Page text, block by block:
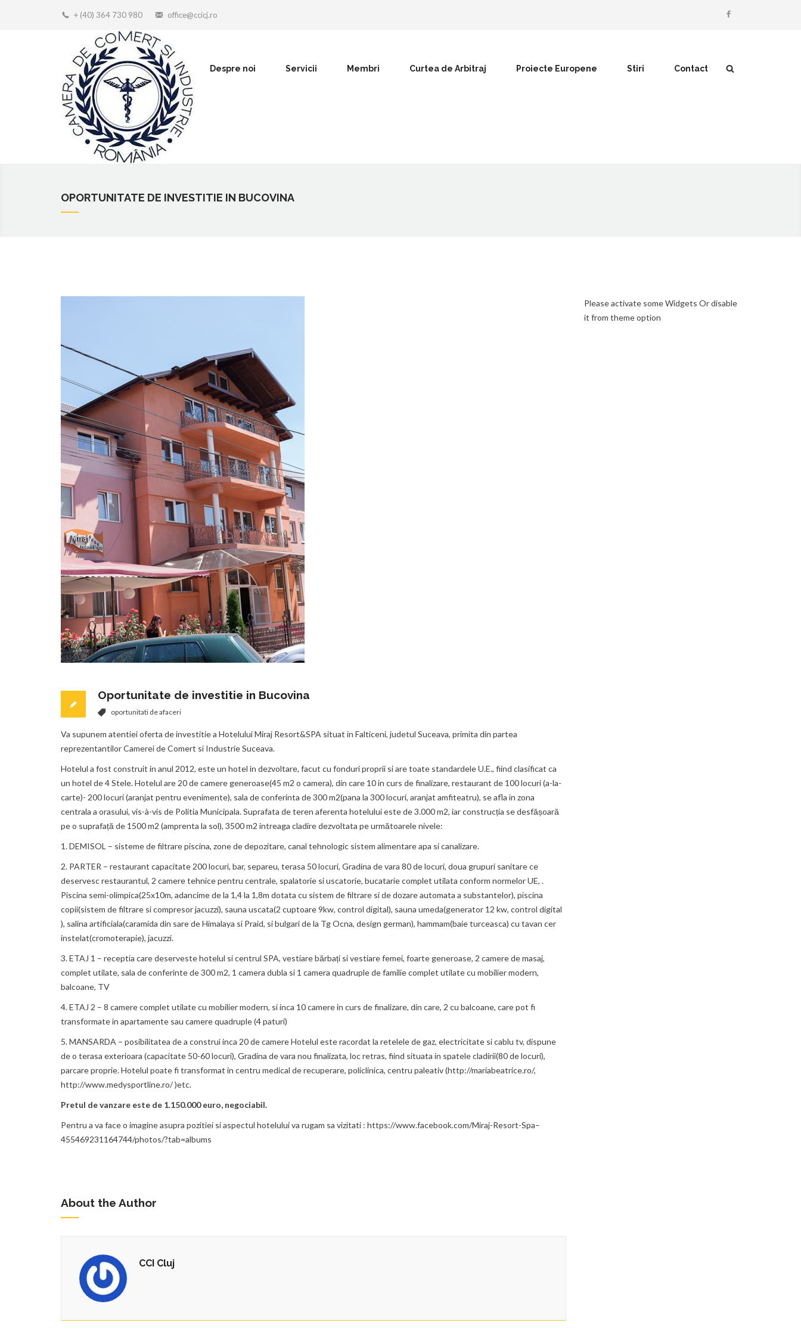
+ (40) 364 730 980 office@ccicj.ro
Despre noi Servicii Membri Curtea de Arbitraj Proiecte Europene Stiri Contact
OPORTUNITATE DE INVESTITIE IN BUCOVINA
Oportunitate de investitie in Bucovina
oportunitati de afaceri
Va supunem atentiei oferta de investitie a Hotelului Miraj Resort&SPA situat in Falticeni, judetul Suceava, primita din partea
reprezentantilor Camerei de Comert si Industrie Suceava.
Hotelul a fost construit in anul 2012, este un hotel in dezvoltare, facut cu fonduri proprii si are toate standardele U.E., fiind clasificat ca
un hotel de 4 Stele. Hotelul are 20 de camere generoase(45 m2 o camera), din care 10 in curs de finalizare, restaurant de 100 locuri (a-la-
carte)- 200 locuri (aranjat pentru evenimente), sala de conferinta de 300 m2(pana la 300 locuri, aranjat amfiteatru), se afla in zona
centrala a orasului, vis-à-vis de Politia Municipala. Suprafata de teren aferenta hotelului este de 3.000 m2, iar construcția se desfășoară
pe o suprafață de 1500 m2 (amprenta la sol), 3500 m2 intreaga cladire dezvoltata pe următoarele nivele:
1. DEMISOL – sisteme de filtrare piscina, zone de depozitare, canal tehnologic sistem alimentare apa si canalizare.
2. PARTER – restaurant capacitate 200 locuri, bar, separeu, terasa 50 locuri, Gradina de vara 80 de locuri, doua grupuri sanitare ce
deservesc restaurantul, 2 camere tehnice pentru centrale, spalatorie si uscatorie, bucatarie complet utilata conform normelor UE, .
Piscina semi-olimpica(25x10m, adancime de la 1,4 la 1,8m dotata cu sistem de filtrare si de dozare automata a substantelor), piscina
copii(sistem de filtrare si compresor jacuzzi), sauna uscata(2 cuptoare 9kw, control digital), sauna umeda(generator 12 kw, control digital
), salina artificiala(caramida din sare de Himalaya si Praid, si bulgari de la Tg Ocna, design german), hammam(baie turceasca) cu tavan cer
instelat(cromoterapie), jacuzzi.
3. ETAJ 1 – receptia care deserveste hotelul si centrul SPA, vestiare bărbați si vestiare femei, foarte generoase, 2 camere de masaj,
complet utilate, sala de conferinte de 300 m2, 1 camera dubla si 1 camera quadruple de familie complet utilate cu mobilier modern,
balcoane, TV
4. ETAJ 2 – 8 camere complet utilate cu mobilier modern, si inca 10 camere in curs de finalizare, din care, 2 cu balcoane, care pot fi
transformate in apartamente sau camere quadruple (4 paturi)
5. MANSARDA – posibilitatea de a construi inca 20 de camere Hotelul este racordat la retelele de gaz, electricitate si cablu tv, dispune
de o terasa exterioara (capacitate 50-60 locuri), Gradina de vara nou finalizata, loc retras, fiind situata in spatele cladirii(80 de locuri),
parcare proprie. Hotelul poate fi transformat in centru medical de recuperare, policlinica, centru paleativ (http://mariabeatrice.ro/,
http://www.medysportline.ro/ )etc.
Pretul de vanzare este de 1.150.000 euro, negociabil.
Pentru a va face o imagine asupra pozitiei si aspectul hotelului va rugam sa vizitati : https://www.facebook.com/Miraj-Resort-Spa–
455469231164744/photos/?tab=albums
About the Author
CCI Cluj
Please activate some Widgets Or disable
it from theme option